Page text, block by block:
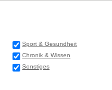
Sport & Gesundheit
Chronik & Wissen
Sonstiges